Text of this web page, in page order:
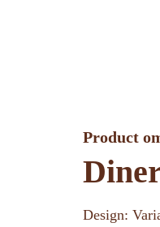
Product
Design: